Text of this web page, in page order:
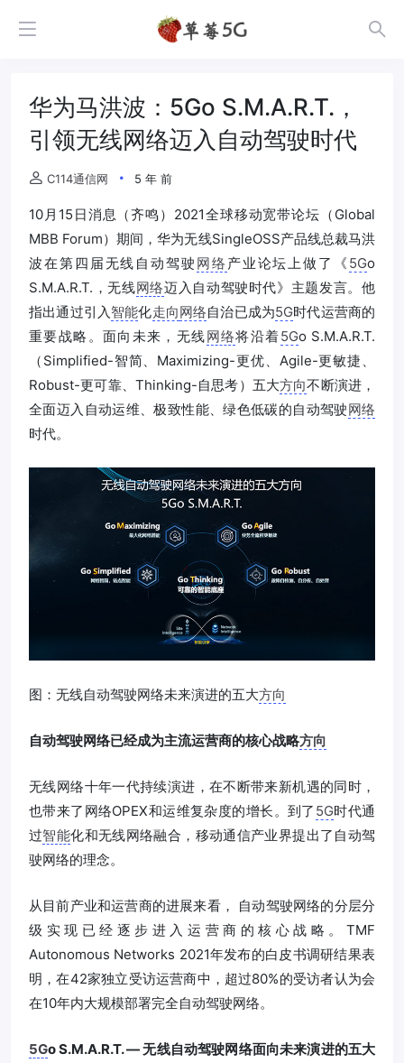
华为马洪波：5Go S.M.A.R.T.，
引领无线网络迈入自动驾驶时代
C114通信网 5 年 前
10月15日消息（齐鸣）2021全球移动宽带论坛（Global
MBB Forum）期间，华为无线SingleOSS产品线总裁马洪
波在第四届无线自动驾驶 网络 产业论坛上做了《 5Go
S.M.A.R.T.，无线网络迈入自动驾驶时代》主题发言。他
指出通过引入 智能化走向网络自治已成为5G时代运营商的
重要战略。面向未来，无线网络将沿着5Go S.M.A.R.T.
（Simplified-智简、Maximizing-更优、Agile-更敏捷、
Robust-更可靠、Thinking-自思考）五大方向不断演进，
全面迈入自动运维、极致性能、绿色低碳的自动驾驶网络
时代。
图：无线自动驾驶网络未来演进的五大方向
自动驾驶网络已经成为主流运营商的核心战略方向
无线网络十年一代持续演进，在不断带来新机遇的同时，
也带来了网络OPEX和运维复杂度的增长。到了 5G时代通
过智能化和无线网络融合，移动通信产业界提出了自动驾
驶网络的理念。
从目前产业和运营商的进展来看， 自动驾驶网络的分层分
级实现已经逐步进入运营商的核心战略。TMF
Autonomous Networks 2021年发布的白皮书调研结果表
明，在42家独立受访运营商中，超过80%的受访者认为会
在10年内大规模部署完全自动驾驶网络。
5Go S.M.A.R.T. — 无线自动驾驶网络面向未来演进的五大